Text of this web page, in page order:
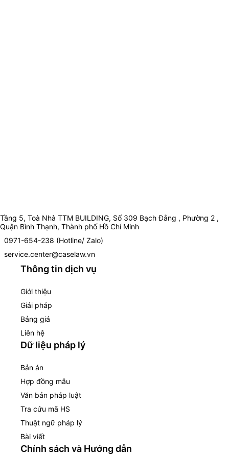
Tầng 5, Toà Nhà TTM BUILDING, Số 309 Bạch Đằng , Phường 2 ,
Quận Bình Thạnh, Thành phố Hồ Chí Minh
0971-654-238 (Hotline/ Zalo)
service.center@caselaw.vn
Thông tin dịch vụ
Giới thiệu
Giải pháp
Bảng giá
Liên hệ
Dữ liệu pháp lý
Bản án
Hợp đồng mẫu
Văn bản pháp luật
Tra cứu mã HS
Thuật ngữ pháp lý
Bài viết
Chính sách và Hướng dẫn